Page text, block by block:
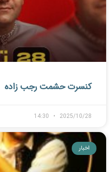
کنسرت حشمت رجب زاده
2025/10/28
اخبار